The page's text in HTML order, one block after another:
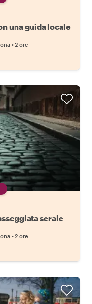
una guida locale
• 2 ore
serale
• 2 ore